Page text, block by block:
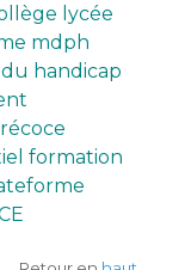
lycée
mdph
handicap
formation